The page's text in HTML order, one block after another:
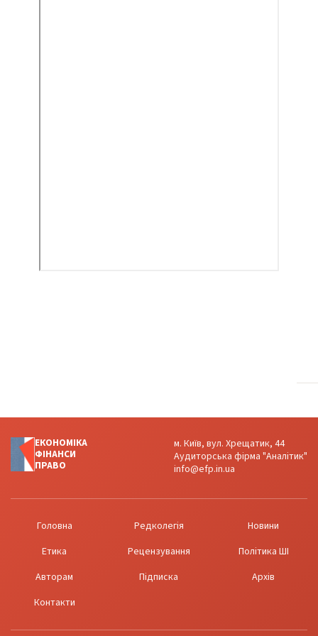
ЕКОНОМІКА
ФІНАНСИ
ПРАВО
м. Київ, вул. Хрещатик, 44
Аудиторська фірма "Аналітик"
info@efp.in.ua
Головна Редколегія
Новини
Етика
Рецензування
Політика ШІ
Авторам
Підписка
Архів
Контакти